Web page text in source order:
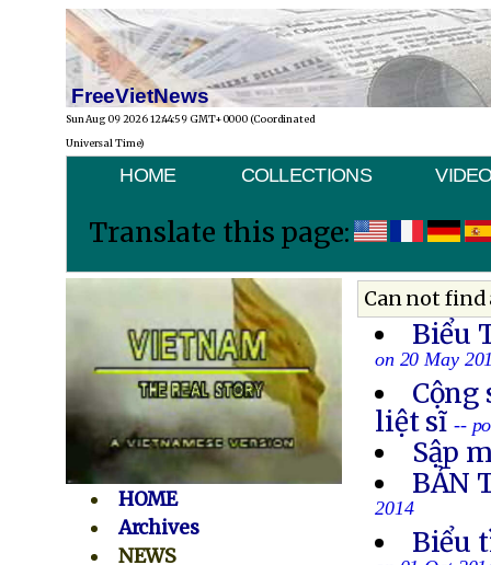
FreeVietNews
Sun Aug 09 2026 12:44:59 GMT+0000 (Coordinated
Universal Time)
HOME COLLECTIONS
Translate this page:
HOME
Archives
NEWS
Can not
Biểu
on 20 May
Cộng
liệt sĩ --
Sập
BẢN
2014
Biểu